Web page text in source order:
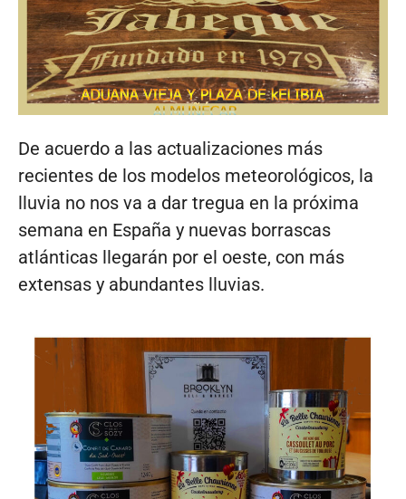
De acuerdo a las actualizaciones más
recientes de los modelos meteorológicos, la
lluvia no nos va a dar tregua en la próxima
semana en España y nuevas borrascas
atlánticas llegarán por el oeste, con más
extensas y abundantes lluvias.